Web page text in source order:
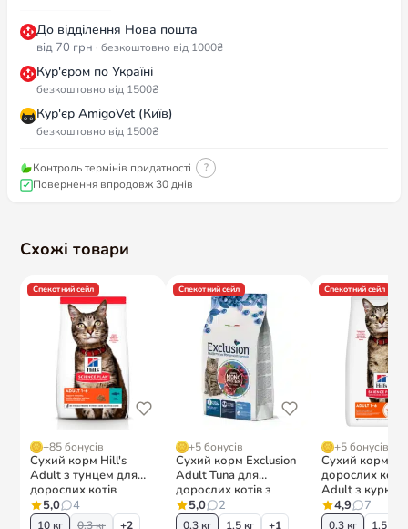
До відділення Нова пошта
від 70 грн · безкоштовно від 1000₴
Кур'єром по Україні
безкоштовно від 1500₴
Кур'єр AmigoVet (Київ)
безкоштовно від 1500₴
Контроль термінів придатності ?
Повернення впродовж 30 днів
Схожі товари